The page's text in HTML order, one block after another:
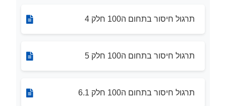
תרגול חיסור בתחום ה100 חלק 4
תרגול חיסור בתחום ה100 חלק 5
תרגול חיסור בתחום ה100 חלק 6.1